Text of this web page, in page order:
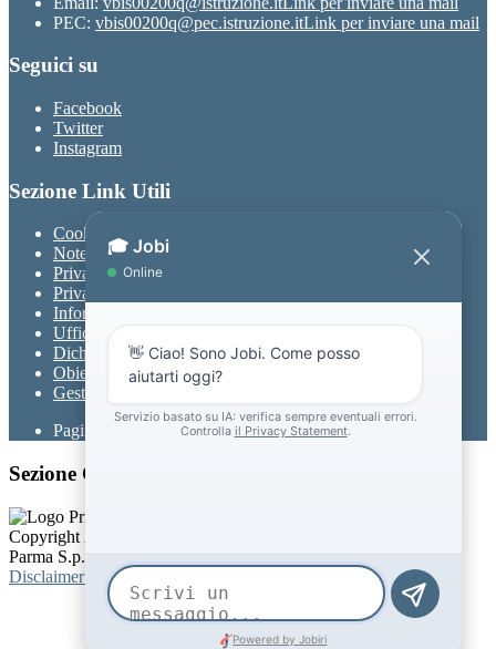
PEC: vbis00200q@pec.istruzione.itLink per inviare una mail
Seguici su
Facebook
Twitter
Instagram
Sezione Link Utili
Cookie policy
Note legali
Privacy
Privacy Policy
Informativa Privacy chatbot Jobi
Ufficio Relazioni con il Pubblico
Dichiarazione di accessibilità
Obiettivi di accessibilità
Gestione consensi cookie
Pagina visualizzata773volte
Sezione Copyright
Copyright 2026 | Engineered and powered by Gruppo Spaggiari
Parma S.p.A. | Divisione Publishing & New Social Media
Disclaimer trattamento dati personali